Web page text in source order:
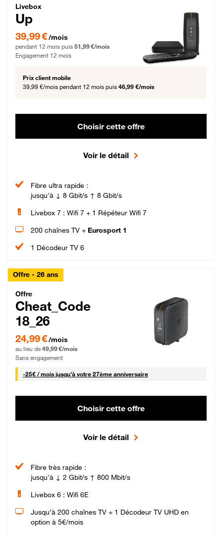
Livebox Up Fibre
Livebox
Up
39,99 € par mois pendant 12 mois puis 51,99 € par mois, Engagement 12 mois
39,99 €/mois
pendant 12 mois puis 51,99 €/mois
Engagement 12 mois
Prix client mobile
39,99 €/mois pendant 12 mois puis 46,99 €/mois
Choisir cette offre
Voir le détail
Fibre ultra rapide :
jusqu'à ↓ 8 Gbit/s ↑ 8 Gbit/s
Livebox 7 : Wifi 7 + 1 Répéteur Wifi 7
200 chaînes TV + Eurosport 1
1 Décodeur TV 6
Offre - 26 ans
Cheat_Code Fibre_18_26
Offre
Cheat_Code
18_26
24,99 € par mois pendant 0 mois puis 49,99 € par mois, Sans engagement
24,99 €/mois
au lieu de 49,99 €/mois
Sans engagement
-25€ / mois25 € par mois
jusqu'à votre 27ème anniversaire
Choisir cette offre
Voir le détail
Fibre très rapide :
jusqu'à ↓ 2 Gbit/s ↑ 800 Mbit/s
Livebox 6 : Wifi 6E
Jusqu’à 200 chaînes TV + 1 Décodeur TV UHD en
option à 5€/mois